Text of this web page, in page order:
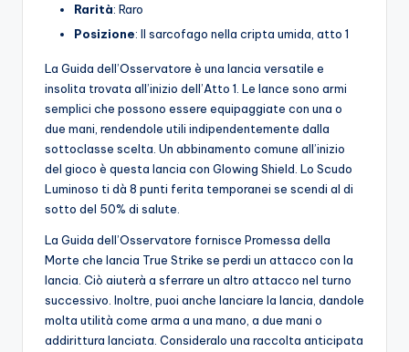
Rarità: Raro
Posizione: Il sarcofago nella cripta umida, atto 1
La Guida dell’Osservatore è una lancia versatile e
insolita trovata all’inizio dell’Atto 1. Le lance sono armi
semplici che possono essere equipaggiate con una o
due mani, rendendole utili indipendentemente dalla
sottoclasse scelta. Un abbinamento comune all’inizio
del gioco è questa lancia con Glowing Shield. Lo Scudo
Luminoso ti dà 8 punti ferita temporanei se scendi al di
sotto del 50% di salute.
La Guida dell’Osservatore fornisce Promessa della
Morte che lancia True Strike se perdi un attacco con la
lancia. Ciò aiuterà a sferrare un altro attacco nel turno
successivo. Inoltre, puoi anche lanciare la lancia, dandole
molta utilità come arma a una mano, a due mani o
addirittura lanciata. Consideralo una raccolta anticipata